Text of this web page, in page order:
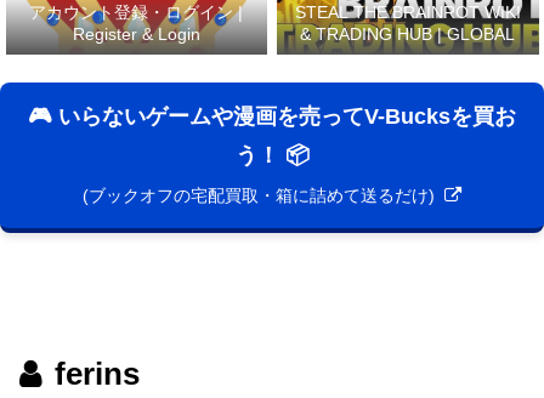
アカウント登録・ログイン |
Register & Login
STEAL THE BRAINROT WIKI
& TRADING HUB | GLOBAL
🎮 いらないゲームや漫画を売ってV-Bucksを買お
う！ 📦
(ブックオフの宅配買取・箱に詰めて送るだけ)
ferins